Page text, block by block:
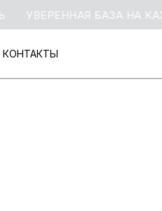
УВЕРЕННАЯ БАЗА НА
КОНТАКТЫ